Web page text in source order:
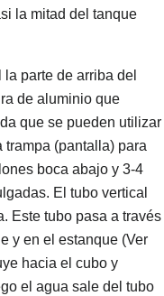
la mitad del tanque
parte de arriba del
de aluminio que
que se pueden utilizar
trampa (pantalla) para
boca abajo y 3-4
El tubo vertical
Este tubo pasa a través
y en el estanque (Ver
hacia el cubo y
el agua sale del tubo